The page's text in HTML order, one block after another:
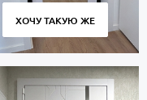
ХОЧУ ТАКУЮ ЖЕ